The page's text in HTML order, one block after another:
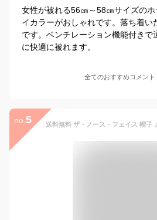
女性が被れる56㎝～58㎝サイズの
イカラーがおしゃれです。落ち着い
です。ベンチレーション機能付きで
に快適に被れます。
全てのおすすめコメント
no. 5